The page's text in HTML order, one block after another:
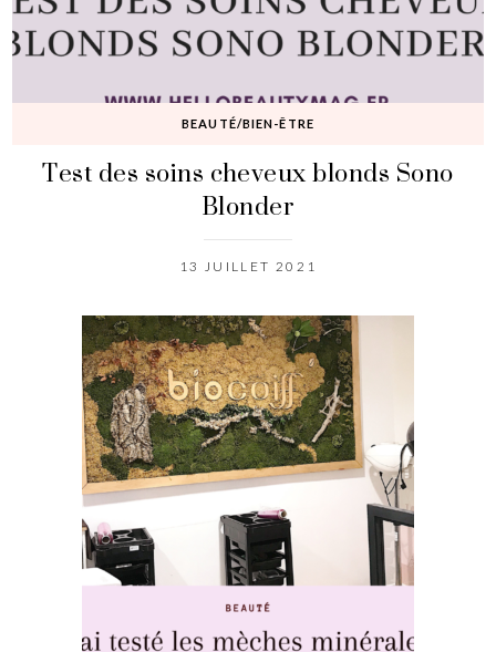
BEAUTÉ/BIEN-ÊTRE
Test des soins cheveux blonds Sono
Blonder
13 JUILLET 2021